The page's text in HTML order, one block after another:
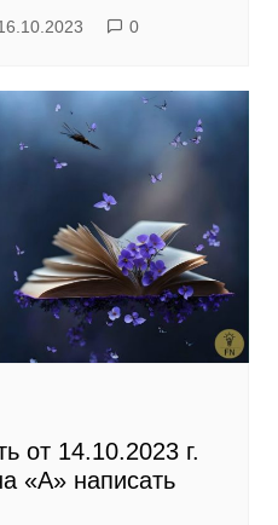
0
от 14.10.2023 г.
«А» написать